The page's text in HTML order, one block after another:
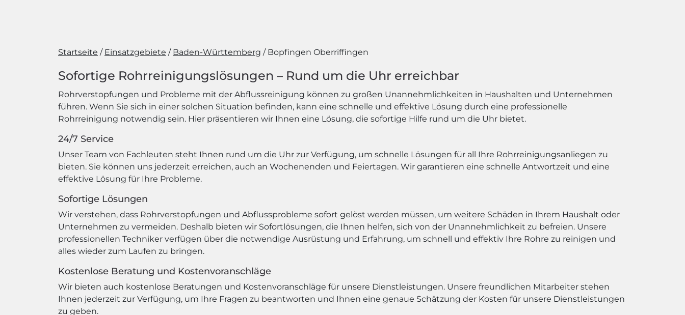
Startseite Einsatzgebiete Baden-Württemberg Bopfingen Oberriffingen
Sofortige Rohrreinigungslösungen – Rund um die Uhr erreichbar
Rohrverstopfungen und Probleme mit der Abflussreinigung können zu großen Unannehmlichkeiten in Haushalten und Unternehmen
führen. Wenn Sie sich in einer solchen Situation befinden, kann eine schnelle und effektive Lösung durch eine professionelle
Rohrreinigung notwendig sein. Hier präsentieren wir Ihnen eine Lösung, die sofortige Hilfe rund um die Uhr bietet.
24/7 Service
Unser Team von Fachleuten steht Ihnen rund um die Uhr zur Verfügung, um schnelle Lösungen für all Ihre Rohrreinigungsanliegen zu
bieten. Sie können uns jederzeit erreichen, auch an Wochenenden und Feiertagen. Wir garantieren eine schnelle Antwortzeit und eine
effektive Lösung für Ihre Probleme.
Sofortige Lösungen
Wir verstehen, dass Rohrverstopfungen und Abflussprobleme sofort gelöst werden müssen, um weitere Schäden in Ihrem Haushalt oder
Unternehmen zu vermeiden. Deshalb bieten wir Sofortlösungen, die Ihnen helfen, sich von der Unannehmlichkeit zu befreien. Unsere
professionellen Techniker verfügen über die notwendige Ausrüstung und Erfahrung, um schnell und effektiv Ihre Rohre zu reinigen und
alles wieder zum Laufen zu bringen.
Kostenlose Beratung und Kostenvoranschläge
Wir bieten auch kostenlose Beratungen und Kostenvoranschläge für unsere Dienstleistungen. Unsere freundlichen Mitarbeiter stehen
Ihnen jederzeit zur Verfügung, um Ihre Fragen zu beantworten und Ihnen eine genaue Schätzung der Kosten für unsere Dienstleistungen
zu geben.